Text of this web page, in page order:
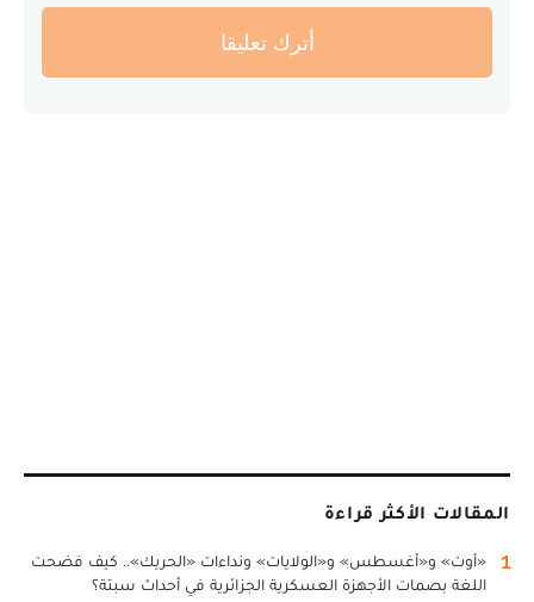
أترك تعليقا
المقالات الأكثر قراءة
1
«أوت» و«أغسطس» و«الولايات» ونداءات «الحريك».. كيف فضحت
اللغة بصمات الأجهزة العسكرية الجزائرية في أحداث سبتة؟